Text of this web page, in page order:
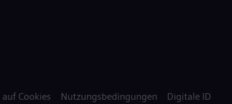
Cookies Nutzungsbedingungen Digitale ID